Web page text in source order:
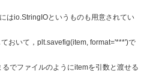
はio.StringIOというものも用意されてい
おいて，plt.savefig(item, format='***')で
でファイルのようにitemを引数と渡せる